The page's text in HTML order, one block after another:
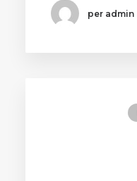
per admin